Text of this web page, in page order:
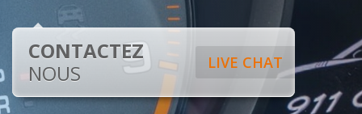
LIVE CHAT
CONTACTEZ
NOUS